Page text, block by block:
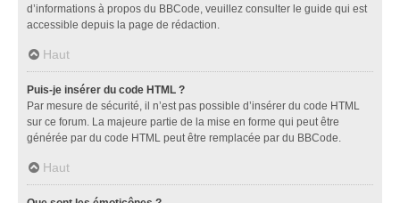
d’informations à propos du BBCode, veuillez consulter le guide qui est
accessible depuis la page de rédaction.
Haut
Puis-je insérer du code HTML ?
Par mesure de sécurité, il n’est pas possible d’insérer du code HTML
sur ce forum. La majeure partie de la mise en forme qui peut être
générée par du code HTML peut être remplacée par du BBCode.
Haut